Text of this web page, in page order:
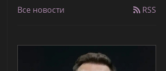
Все новости RSS